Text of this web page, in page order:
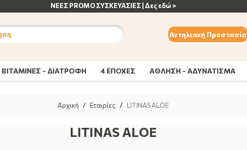
ΑΝΟΣΟΠΟΙΗΤΙΚΟ | Δες εδώ >
Αντηλιακή Προστασία
ΒΙΤΑΜΙΝΕΣ - ΔΙΑΤΡΟΦΗ 4 ΕΠΟΧΕΣ ΑΘΛΗΣΗ - ΑΔΥΝΑΤΙΣΜΑ
Αρχική / Εταιρίες / LITINAS ALOE
LITINAS ALOE